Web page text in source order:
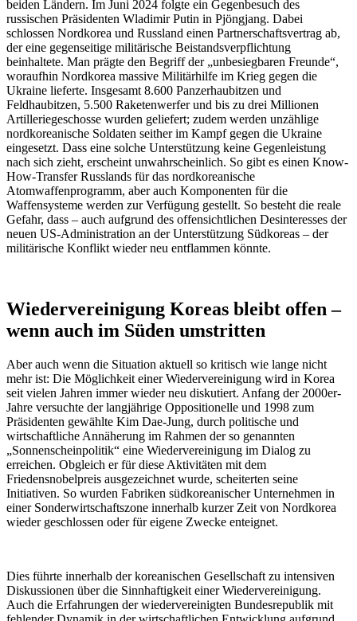
beiden Ländern. Im Juni 2024 folgte ein Gegenbesuch des
russischen Präsidenten Wladimir Putin in Pjöngjang. Dabei
schlossen Nordkorea und Russland einen Partnerschaftsvertrag ab,
der eine gegenseitige militärische Beistandsverpflichtung
beinhaltete. Man prägte den Begriff der „unbesiegbaren Freunde“,
woraufhin Nordkorea massive Militärhilfe im Krieg gegen die
Ukraine lieferte. Insgesamt 8.600 Panzerhaubitzen und
Feldhaubitzen, 5.500 Raketenwerfer und bis zu drei Millionen
Artilleriegeschosse wurden geliefert; zudem werden unzählige
nordkoreanische Soldaten seither im Kampf gegen die Ukraine
eingesetzt. Dass eine solche Unterstützung keine Gegenleistung
nach sich zieht, erscheint unwahrscheinlich. So gibt es einen Know-
How-Transfer Russlands für das nordkoreanische
Atomwaffenprogramm, aber auch Komponenten für die
Waffensysteme werden zur Verfügung gestellt. So besteht die reale
Gefahr, dass – auch aufgrund des offensichtlichen Desinteresses der
neuen US-Administration an der Unterstützung Südkoreas – der
militärische Konflikt wieder neu entflammen könnte.
Wiedervereinigung Koreas bleibt offen –
wenn auch im Süden umstritten
Aber auch wenn die Situation aktuell so kritisch wie lange nicht
mehr ist: Die Möglichkeit einer Wiedervereinigung wird in Korea
seit vielen Jahren immer wieder neu diskutiert. Anfang der 2000er-
Jahre versuchte der langjährige Oppositionelle und 1998 zum
Präsidenten gewählte Kim Dae-Jung, durch politische und
wirtschaftliche Annäherung im Rahmen der so genannten
„Sonnenscheinpolitik“ eine Wiedervereinigung im Dialog zu
erreichen. Obgleich er für diese Aktivitäten mit dem
Friedensnobelpreis ausgezeichnet wurde, scheiterten seine
Initiativen. So wurden Fabriken südkoreanischer Unternehmen in
einer Sonderwirtschaftszone innerhalb kurzer Zeit von Nordkorea
wieder geschlossen oder für eigene Zwecke enteignet.
Dies führte innerhalb der koreanischen Gesellschaft zu intensiven
Diskussionen über die Sinnhaftigkeit einer Wiedervereinigung.
Auch die Erfahrungen der wiedervereinigten Bundesrepublik mit